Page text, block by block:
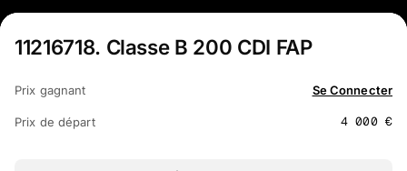
11216718. Classe B 200 CDI FAP
Prix gagnant Se Connecter
Prix de départ 4 000 €